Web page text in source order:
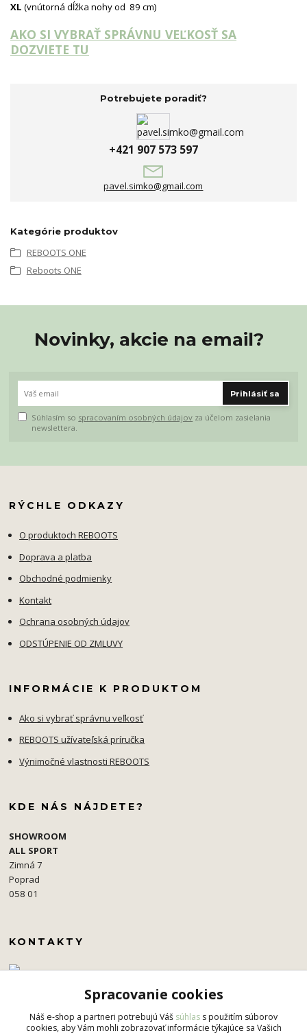
XL (vnútorná dĺžka nohy od 89 cm)
AKO SI VYBRAŤ SPRÁVNU VEĽKOSŤ SA
DOZVIETE TU
Potrebujete poradiť?
+421 907 573 597
pavel.simko@gmail.com
Kategórie produktov
REBOOTS ONE
Reboots ONE
Novinky, akcie na email?
Prihlásiť sa
Súhlasím so spracovaním osobných údajov za účelom zasielania
newslettera.
RÝCHLE ODKAZY
O produktoch REBOOTS
Doprava a platba
Obchodné podmienky
Kontakt
Ochrana osobných údajov
ODSTÚPENIE OD ZMLUVY
INFORMÁCIE K PRODUKTOM
Ako si vybrať správnu veľkosť
REBOOTS užívateľská príručka
Výnimočné vlastnosti REBOOTS
KDE NÁS NÁJDETE?
SHOWROOM
ALL SPORT
Zimná 7
Poprad
058 01
KONTAKTY
pavel.simko@gmail.com
Spracovanie cookies
Náš e-shop a partneri potrebujú Váš súhlas s použitím súborov
cookies, aby Vám mohli zobrazovať informácie týkajúce sa Vašich